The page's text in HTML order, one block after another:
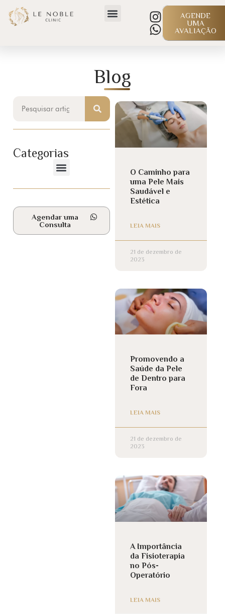
AGENDE
UMA
AVALIAÇÃO
Blog
Categorias
Agendar uma
Consulta
O Caminho para
uma Pele Mais
Saudável e
Estética
LEIA MAIS
21 de dezembro de
2023
Promovendo a
Saúde da Pele
de Dentro para
Fora
LEIA MAIS
21 de dezembro de
2023
A Importância
da Fisioterapia
no Pós-
Operatório
LEIA MAIS